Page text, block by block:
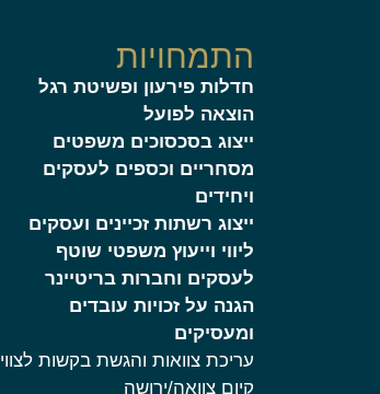
התמחויות
חדלות פירעון ופשיטת רגל
הוצאה לפועל
ייצוג בסכסוכים משפטים
מסחריים וכספים לעסקים
ויחידים
ייצוג רשתות זכיינים ועסקים
ליווי וייעוץ משפטי שוטף
לעסקים וחברות בריטיינר
הגנה על זכויות עובדים
ומעסיקים
עריכת צוואות והגשת בקשות לצווי
קיום צוואה/ירושה